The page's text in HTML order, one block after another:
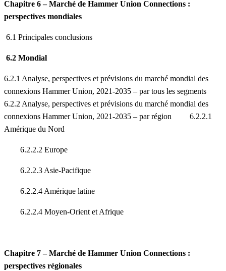
Chapitre 6 – Marché de Hammer Union Connections :
perspectives mondiales
6.1 Principales conclusions
6.2 Mondial
6.2.1 Analyse, perspectives et prévisions du marché mondial des
connexions Hammer Union, 2021-2035 – par tous les segments
6.2.2 Analyse, perspectives et prévisions du marché mondial des
connexions Hammer Union, 2021-2035 – par région 6.2.2.1
Amérique du Nord
6.2.2.2 Europe
6.2.2.3 Asie-Pacifique
6.2.2.4 Amérique latine
6.2.2.4 Moyen-Orient et Afrique
Chapitre 7 – Marché de Hammer Union Connections :
perspectives régionales